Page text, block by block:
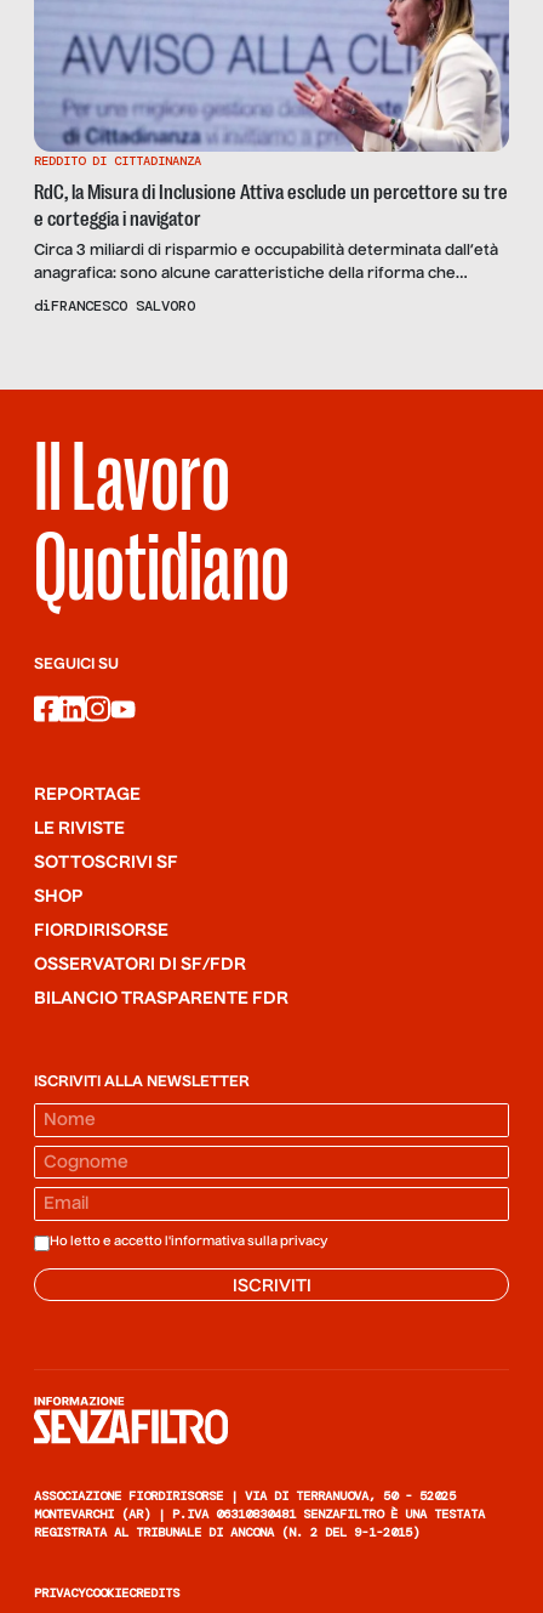
REDDITO DI CITTADINANZA
RdC, la Misura di Inclusione Attiva esclude un percettore su tre
e corteggia i navigator
Circa 3 miliardi di risparmio e occupabilità determinata dall’età
anagrafica: sono alcune caratteristiche della riforma che
sostituirà il RdC. Le opinioni di Enrica Alterio, di A.N.N.A., e
diFRANCESCO SALVORO
Il Lavoro
Quotidiano
SEGUICI SU
facebook
linkedin
instagram
youtube
REPORTAGE
LE RIVISTE
SOTTOSCRIVI SF
SHOP
FIORDIRISORSE
OSSERVATORI DI SF/FDR
BILANCIO TRASPARENTE FDR
ISCRIVITI ALLA NEWSLETTER
Ho letto e accetto l'informativa sulla privacy
ISCRIVITI
ASSOCIAZIONE FIORDIRISORSE | VIA DI TERRANUOVA, 50 - 52025
MONTEVARCHI (AR) | P.IVA 06310830481 SENZAFILTRO È UNA TESTATA
REGISTRATA AL TRIBUNALE DI ANCONA (N. 2 DEL 9-1-2015)
PRIVACYCOOKIECREDITS